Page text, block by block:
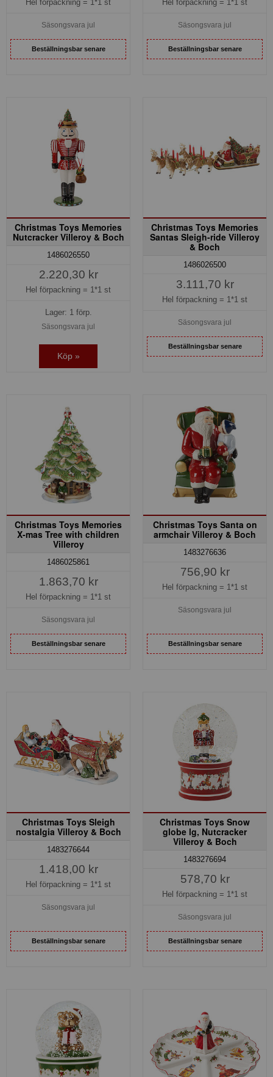
Hel förpackning = 1*1 st
Säsongsvara jul
Beställningsbar senare
Hel förpackning = 1*1 st
Säsongsvara jul
Beställningsbar senare
Christmas Toys Memories
Nutcracker Villeroy & Boch
1486026550
2.220,30 kr
Hel förpackning = 1*1 st
Lager: 1 förp.
Säsongsvara jul
Köp »
Christmas Toys Memories
Santas Sleigh-ride Villeroy
& Boch
1486026500
3.111,70 kr
Hel förpackning = 1*1 st
Säsongsvara jul
Beställningsbar senare
Christmas Toys Memories
X-mas Tree with children
Villeroy
1486025861
1.863,70 kr
Hel förpackning = 1*1 st
Säsongsvara jul
Beställningsbar senare
Christmas Toys Santa on
armchair Villeroy & Boch
1483276636
756,90 kr
Hel förpackning = 1*1 st
Säsongsvara jul
Beställningsbar senare
Christmas Toys Sleigh
nostalgia Villeroy & Boch
1483276644
1.418,00 kr
Hel förpackning = 1*1 st
Säsongsvara jul
Beställningsbar senare
Christmas Toys Snow
globe lg, Nutcracker
Villeroy & Boch
1483276694
578,70 kr
Hel förpackning = 1*1 st
Säsongsvara jul
Beställningsbar senare